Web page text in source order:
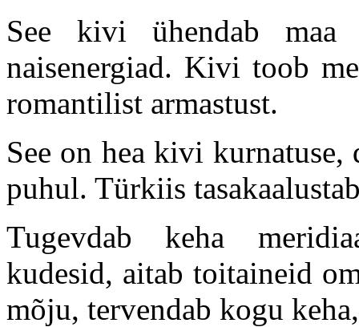
See kivi ühendab maa
naisenergiad. Kivi toob
romantilist armastust.
See on hea kivi
puhul. Türkiis
Tugevdab keha
kudesid, aitab toitaineid
mõju, tervendab kogu